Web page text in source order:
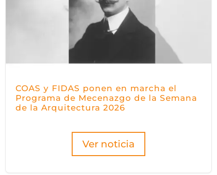
COAS y FIDAS ponen en marcha el
Programa de Mecenazgo de la Semana
de la Arquitectura 2026
Ver noticia